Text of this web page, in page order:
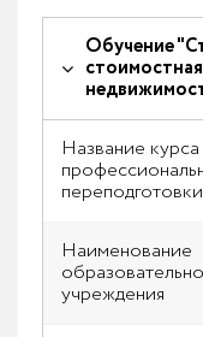
Обучение
Название курса
переподготовки
Наименование
учреждения